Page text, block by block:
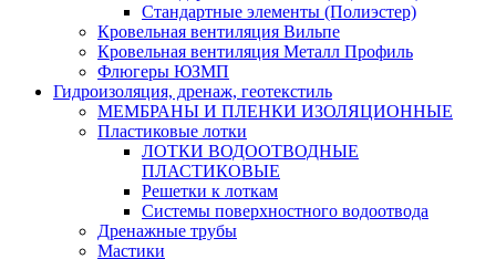
Стандартные элементы (Полиэстер)
Кровельная вентиляция Вильпе
Кровельная вентиляция Металл Профиль
Флюгеры ЮЗМП
Гидроизоляция, дренаж, геотекстиль
МЕМБРАНЫ И ПЛЕНКИ ИЗОЛЯЦИОННЫЕ
Пластиковые лотки
ЛОТКИ ВОДООТВОДНЫЕ
ПЛАСТИКОВЫЕ
Решетки к лоткам
Системы поверхностного водоотвода
Дренажные трубы
Мастики